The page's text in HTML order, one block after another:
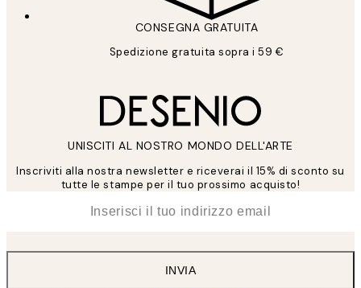
CONSEGNA GRATUITA
Spedizione gratuita sopra i 59 €
UNISCITI AL NOSTRO MONDO DELL'ARTE
Inscriviti alla nostra newsletter e riceverai il 15% di sconto su
tutte le stampe per il tuo prossimo acquisto!
INVIA